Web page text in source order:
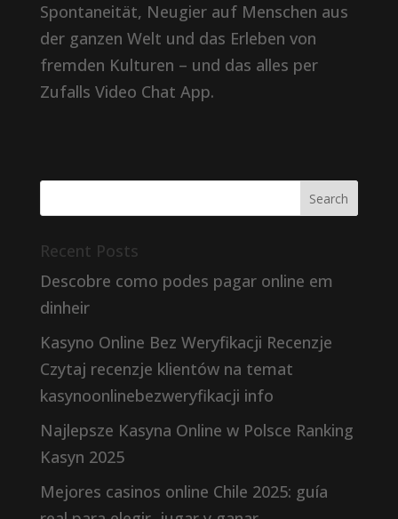
Spontaneität, Neugier auf Menschen aus
der ganzen Welt und das Erleben von
fremden Kulturen – und das alles per
Zufalls Video Chat App.
Recent Posts
Descobre como podes pagar online em
dinheir
Kasyno Online Bez Weryfikacji Recenzje
Czytaj recenzje klientów na temat
kasynoonlinebezweryfikacji info
Najlepsze Kasyna Online w Polsce Ranking
Kasyn 2025
Mejores casinos online Chile 2025: guía